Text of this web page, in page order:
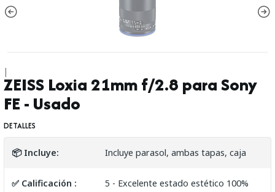
|
ZEISS Loxia 21mm f/2.8 para Sony
FE - Usado
DETALLES
📦 Incluye: Incluye parasol, ambas tapas, caja
✅ Calificación :
5 - Excelente estado estético 100%